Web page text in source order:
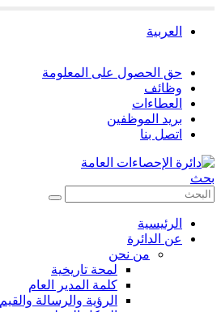
العربية
حق الحصول على المعلومة
وظائف
العطاءات
بريد الموظفين
اتصل بنا
بحث
الرئيسية
عن الدائرة
من نحن
لمحة تاريخية
كلمة المدير العام
الرؤية والرسالة والقيم